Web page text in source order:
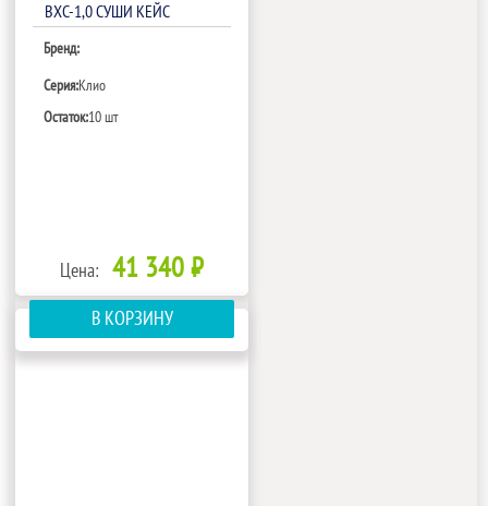
ВХС-1,0 СУШИ КЕЙС
Бренд:
Серия:Клио
Остаток:10 шт
Цена: 41 340 ₽
В КОРЗИНУ